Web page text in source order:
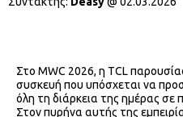
Στο MWC 2026, η TCL
συσκευή που υπόσχεται να
όλη τη διάρκεια της ημέρας σε
Στον πυρήνα αυτής της